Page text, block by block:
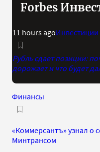
Forbes
11 hours agoИнвестиции
Рубль сдает позиции:
дорожает и что будет
Финансы
«Коммерсантъ» узнал о
Минтрансом